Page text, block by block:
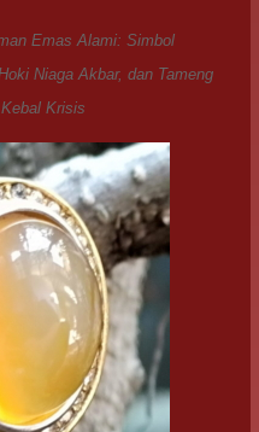
Emas Alami: Simbol
Niaga Akbar, dan Tameng
Krisis